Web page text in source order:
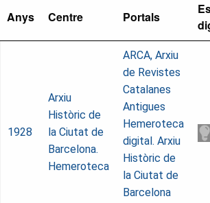
Anys Centre Portals
1928
Arxiu
Històric de
la Ciutat de
Barcelona.
Hemeroteca
ARCA, Arxiu
de Revistes
Catalanes
Antigues
Hemeroteca
digital. Arxiu
Històric de
la Ciutat de
Barcelona